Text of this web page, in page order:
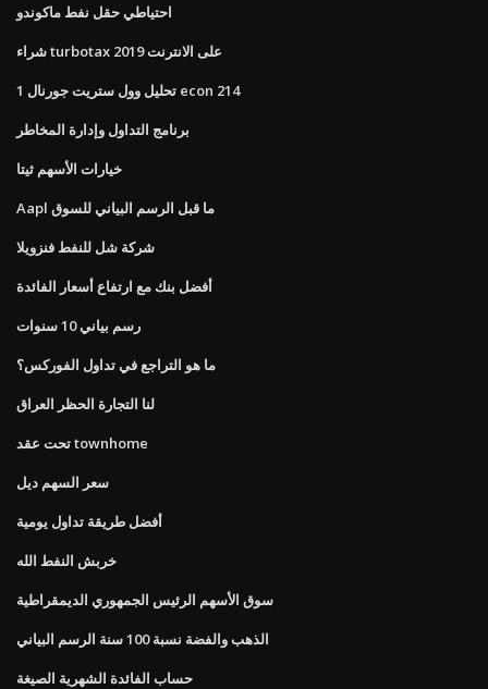
احتياطي حقل نفط ماكوندو
شراء turbotax 2019 على الانترنت
تحليل وول ستريت جورنال 1 econ 214
برنامج التداول وإدارة المخاطر
خيارات الأسهم ثيتا
Aapl ما قبل الرسم البياني للسوق
شركة شل للنفط فنزويلا
أفضل بنك مع ارتفاع أسعار الفائدة
رسم بياني 10 سنوات
ما هو التراجع في تداول الفوركس؟
لنا التجارة الحظر العراق
تحت عقد townhome
سعر السهم ديل
أفضل طريقة تداول يومية
خربش النفط الله
سوق الأسهم الرئيس الجمهوري الديمقراطية
الذهب والفضة نسبة 100 سنة الرسم البياني
حساب الفائدة الشهرية الصيغة